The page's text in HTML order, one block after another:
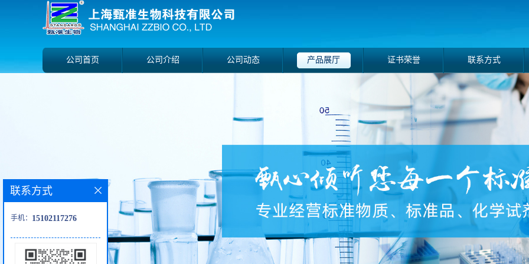
公司首页 公司介绍 公司动态 产品展厅 证书荣誉 联系方式
联系方式
手机： 15102117276